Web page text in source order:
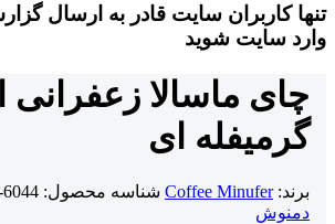
تنها کاربران سایت قادر به ارسال
وارد سایت شوید
گرمیفله ای
برند:Coffee Minufer شناسه محصول:
دمنوش